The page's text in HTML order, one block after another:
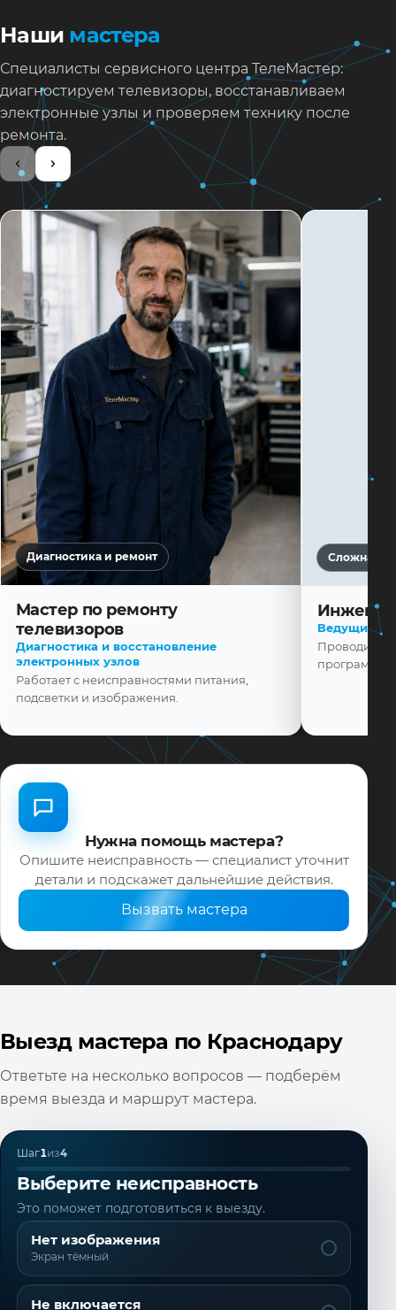
Наши мастера
Специалисты сервисного центра ТелеМастер:
диагностируем телевизоры, восстанавливаем
электронные узлы и проверяем технику после
ремонта.
Диагностика и ремонт
Мастер по ремонту
телевизоров
Диагностика и восстановление
электронных узлов
Работает с неисправностями питания,
подсветки и изображения.
Ведущий
Проводит
Нужна помощь мастера?
Опишите неисправность — специалист уточнит
детали и подскажет дальнейшие действия.
Вызвать мастера
Выезд мастера по Краснодару
Ответьте на несколько вопросов — подберём
Шаг 1из4
Выберите неисправность
Это поможет подготовиться к выезду.
Нет изображения
Экран тёмный